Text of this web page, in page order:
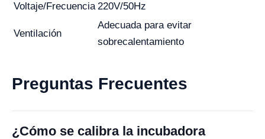
Voltaje/Frecuencia 220V/50Hz
Ventilación
Adecuada para evitar
sobrecalentamiento
Preguntas Frecuentes
¿Cómo se calibra la incubadora